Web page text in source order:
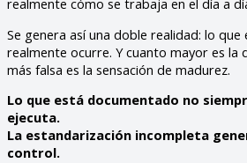
Se genera así una doble realidad: lo
realmente ocurre. Y cuanto mayor es la
más falsa es la sensación de madurez.
Lo que está documentado no
ejecuta.
La estandarización incompleta
control.